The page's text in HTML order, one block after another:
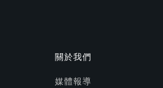
關於我們
媒體報導